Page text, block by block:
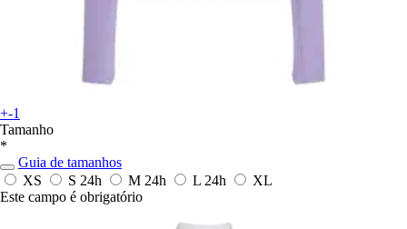
+-1
Tamanho
*
Guia de tamanhos
XS
S 24h M 24h L 24h
XL
Este campo é obrigatório